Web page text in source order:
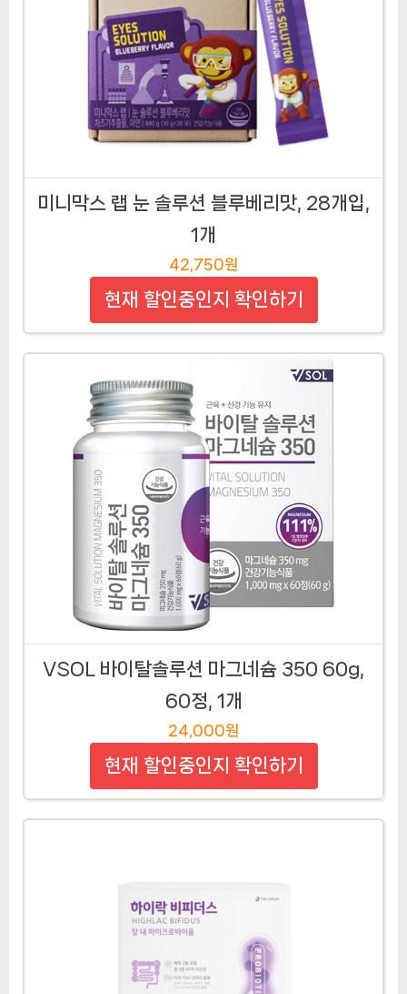
미니막스 랩 눈 솔루션 블루베리맛, 28개입,
1개
42,750원
현재 할인중인지 확인하기
VSOL 바이탈솔루션 마그네슘 350 60g,
60정, 1개
24,000원
현재 할인중인지 확인하기